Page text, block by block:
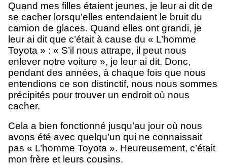
Quand mes filles étaient jeunes, je leur ai dit de
se cacher lorsqu’elles entendaient le bruit du
camion de glaces. Quand elles ont grandi, je
leur ai dit que c’était à cause du « L’homme
Toyota » : « S’il nous attrape, il peut nous
enlever notre voiture », je leur ai dit. Donc,
pendant des années, à chaque fois que nous
entendions ce son distinctif, nous nous sommes
précipités pour trouver un endroit où nous
cacher.
Cela a bien fonctionné jusqu’au jour où nous
avons été avec quelqu’un qui ne connaissait
pas « L’homme Toyota ». Heureusement, c’était
mon frère et leurs cousins.